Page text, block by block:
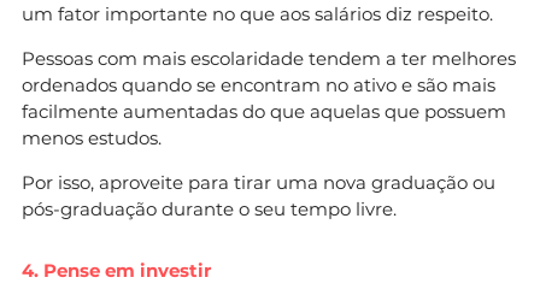
um fator importante no que aos salários diz respeito.
Pessoas com mais escolaridade tendem a ter melhores
ordenados quando se encontram no ativo e são mais
facilmente aumentadas do que aquelas que possuem
menos estudos.
Por isso, aproveite para tirar uma nova graduação ou
pós-graduação durante o seu tempo livre.
4. Pense em investir